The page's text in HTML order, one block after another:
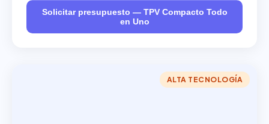
Solicitar presupuesto — TPV Compacto Todo
en Uno
ALTA TECNOLOGÍA